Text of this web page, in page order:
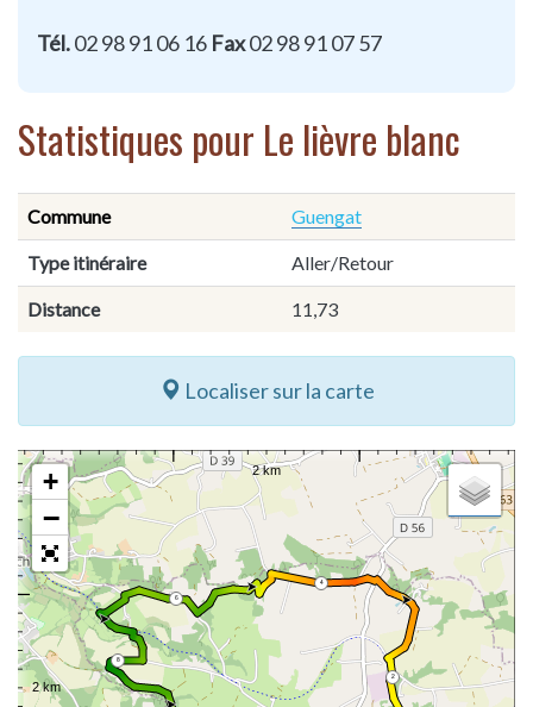
Tél.02 98 91 06 16 Fax02 98 91 07 57
Statistiques pour Le lièvre blanc
Commune Guengat
Type itinéraire Aller/Retour
Distance 11,73
Localiser sur la carte
8
4
2
6
+
−